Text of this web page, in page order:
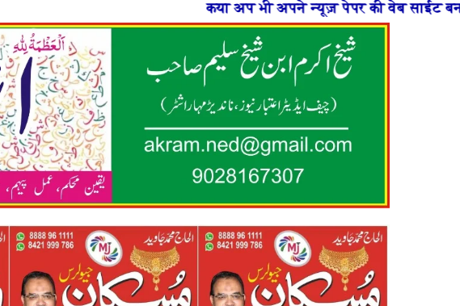
कया अप भी अपने न्यूज़ पेपर की वेब साईट बनाना चाहते है या फिर